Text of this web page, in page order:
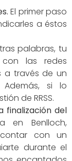
. El primer paso
a éstos
palabras, tu
las redes
a través de un
si lo
de RRSS.
finalización del
en Benlloch,
con un
durante el